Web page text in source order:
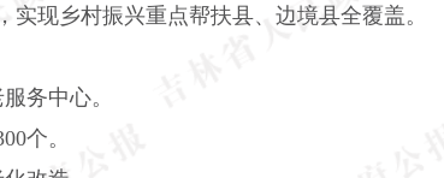
实现乡村振兴重点帮扶县、边境县全覆盖。
务中心。
个。